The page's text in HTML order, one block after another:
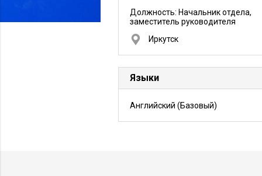
Должность: Начальник отдела,
заместитель руководителя
Иркутск
Языки
Английский (Базовый)